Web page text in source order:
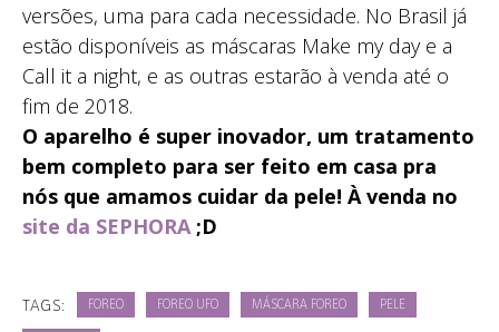
versões, uma para cada necessidade. No Brasil já
estão disponíveis as máscaras Make my day e a
Call it a night, e as outras estarão à venda até o
fim de 2018.
O aparelho é super inovador, um tratamento
bem completo para ser feito em casa pra
nós que amamos cuidar da pele! À venda no
site da SEPHORA ;D
TAGS: FOREO FOREO UFO MÁSCARA FOREO PELE